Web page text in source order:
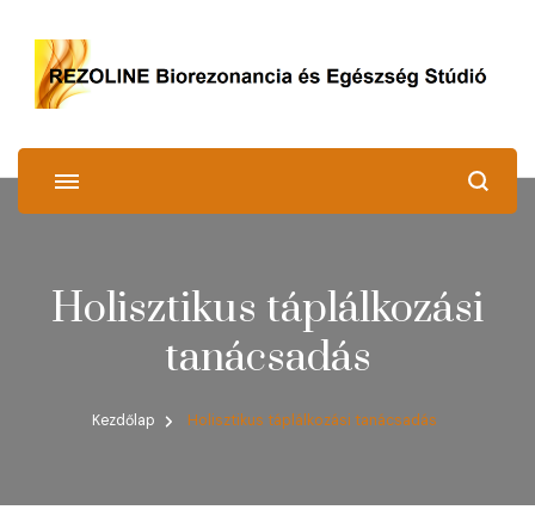
REZOLINE
Biorezonancia és Egészség Stúdió
Holisztikus táplálkozási
tanácsadás
Kezdőlap Holisztikus táplálkozási tanácsadás